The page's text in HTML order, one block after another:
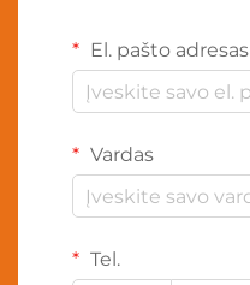
El. pašto adresas
Vardas
Tel.